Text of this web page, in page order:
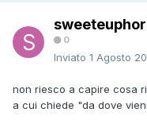
0
Inviato 1 Agosto
non riesco a capire cosa
a cui chiede "da dove